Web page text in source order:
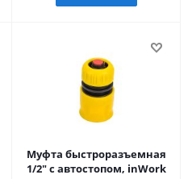
Муфта быстроразъемная
1/2" с автостопом, inWork